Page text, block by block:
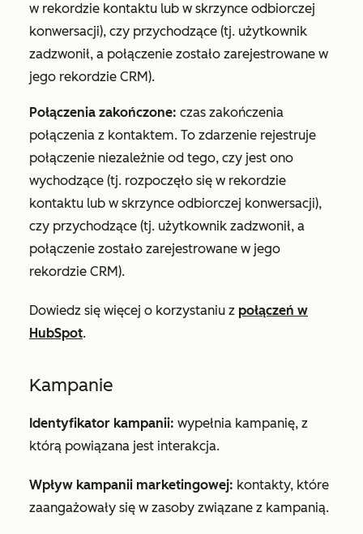
w rekordzie kontaktu lub w skrzynce odbiorczej
konwersacji), czy przychodzące (tj. użytkownik
zadzwonił, a połączenie zostało zarejestrowane w
jego rekordzie CRM).
Połączenia zakończone: czas zakończenia
połączenia z kontaktem. To zdarzenie rejestruje
połączenie niezależnie od tego, czy jest ono
wychodzące (tj. rozpoczęło się w rekordzie
kontaktu lub w skrzynce odbiorczej konwersacji),
czy przychodzące (tj. użytkownik zadzwonił, a
połączenie zostało zarejestrowane w jego
rekordzie CRM).
Dowiedz się więcej o korzystaniu z połączeń w
HubSpot.
Kampanie
Identyfikator kampanii: wypełnia kampanię, z
którą powiązana jest interakcja.
Wpływ kampanii marketingowej: kontakty, które
zaangażowały się w zasoby związane z kampanią.